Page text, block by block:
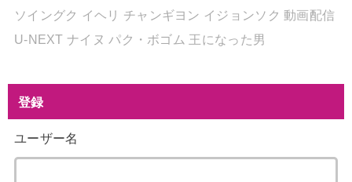
ソイングク イヘリ チャンギヨン イジョンソク 動画配信
U-NEXT ナイヌ パク・ボゴム 王になった男
登録
ユーザー名